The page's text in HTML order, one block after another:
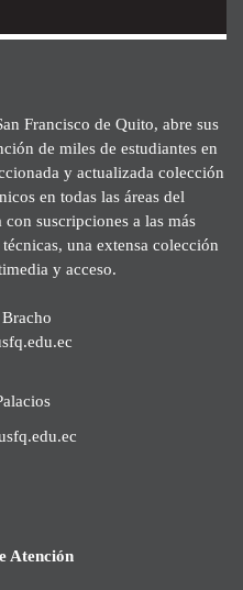
Francisco de Quito, abre sus
de miles de estudiantes en
y actualizada colección
en todas las áreas del
suscripciones a las más
una extensa colección
y acceso.
Atención